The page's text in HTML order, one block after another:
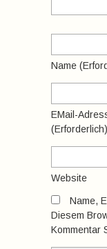
Name
EMail-
(erforderlich)
Website
Name,
Diesem
Kommentar